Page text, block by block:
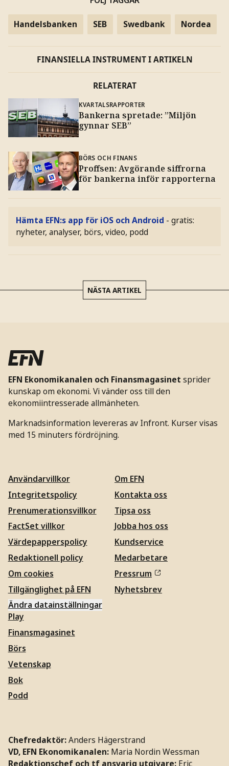
Handelsbanken SEB Swedbank Nordea
FINANSIELLA INSTRUMENT I ARTIKELN
RELATERAT
KVARTALSRAPPORTER
Bankerna spretade: ”Miljön
gynnar SEB”
BÖRS OCH FINANS
Proffsen: Avgörande siffrorna
för bankerna inför rapporterna
Hämta EFN:s app för iOS och Android - gratis:
nyheter, analyser, börs, video, podd
NÄSTA ARTIKEL
EFN Ekonomikanalen och Finansmagasinet sprider
kunskap om ekonomi. Vi vänder oss till den
ekonomiintresserade allmänheten.
Marknadsinformation levereras av Infront. Kurser visas
med 15 minuters fördröjning.
Användarvillkor
Integritetspolicy
Prenumerationsvillkor
FactSet villkor
Värdepapperspolicy
Redaktionell policy
Om cookies
Tillgänglighet på EFN
Ändra datainställningar
Om EFN
Kontakta oss
Tipsa oss
Jobba hos oss
Kundservice
Medarbetare
Pressrum
Nyhetsbrev
Play
Finansmagasinet
Börs
Vetenskap
Bok
Podd
Chefredaktör:Anders Hägerstrand
VD, EFN Ekonomikanalen: Maria Nordin Wessman
Redaktionschef och tf ansvarig utgivare: Eric